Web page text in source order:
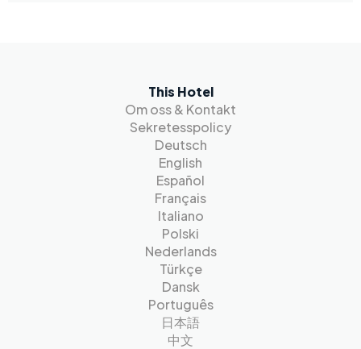
This Hotel
Om oss & Kontakt
Sekretesspolicy
Deutsch
English
Español
Français
Italiano
Polski
Nederlands
Türkçe
Dansk
Português
日本語
中文